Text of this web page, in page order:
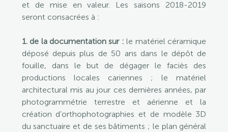
et de mise en valeur. Les saisons 2018-2019
seront consacrées à :
1. de la documentation sur :le matériel céramique
déposé depuis plus de 50 ans dans le dépôt de
fouille, dans le but de dégager le faciès des
productions locales cariennes ; le matériel
architectural mis au jour ces dernières années, par
photogrammétrie terrestre et aérienne et la
création d’orthophotographies et de modèle 3D
du sanctuaire et de ses bâtiments ; le plan général